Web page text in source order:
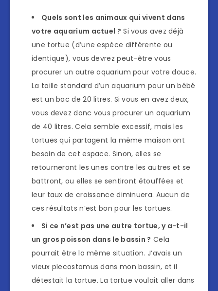
Quels sont les animaux qui vivent dans
votre aquarium actuel ? Si vous avez déjà
une tortue (d’une espèce différente ou
identique), vous devrez peut-être vous
procurer un autre aquarium pour votre douce.
La taille standard d’un aquarium pour un bébé
est un bac de 20 litres. Si vous en avez deux,
vous devez donc vous procurer un aquarium
de 40 litres. Cela semble excessif, mais les
tortues qui partagent la même maison ont
besoin de cet espace. Sinon, elles se
retourneront les unes contre les autres et se
battront, ou elles se sentiront étouffées et
leur taux de croissance diminuera. Aucun de
ces résultats n’est bon pour les tortues.
Si ce n’est pas une autre tortue, y a-t-il
un gros poisson dans le bassin ? Cela
pourrait être la même situation. J’avais un
vieux plecostomus dans mon bassin, et il
détestait la tortue. La tortue voulait aller dans